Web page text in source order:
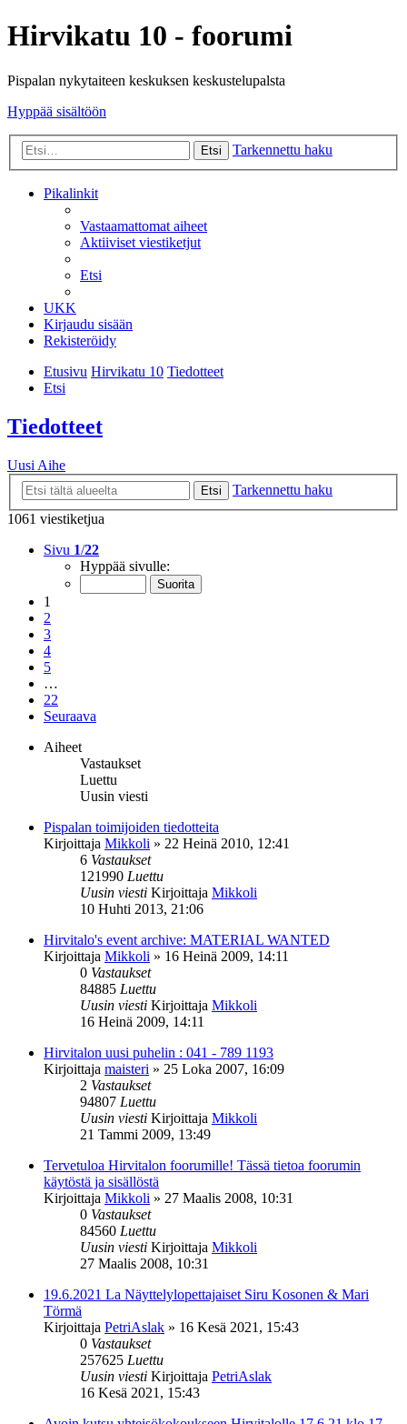
Hirvikatu 10 - foorumi
Pispalan nykytaiteen keskuksen keskustelupalsta
Hyppää sisältöön
Etsi Tarkennettu haku
Pikalinkit
Vastaamattomat aiheet
Aktiiviset viestiketjut
Etsi
UKK
Kirjaudu sisään
Rekisteröidy
Etusivu Hirvikatu 10 Tiedotteet
Etsi
Tiedotteet
Uusi Aihe
Etsi
Tarkennettu haku
1061 viestiketjua
Sivu 1/22
Hyppää sivulle:
1
2
3
4
5
…
22
Seuraava
Aiheet
Vastaukset
Luettu
Uusin viesti
Pispalan toimijoiden tiedotteita
Kirjoittaja Mikkoli » 22 Heinä 2010, 12:41
6 Vastaukset
121990 Luettu
Uusin viesti Kirjoittaja Mikkoli
10 Huhti 2013, 21:06
Hirvitalo's event archive: MATERIAL WANTED
Kirjoittaja Mikkoli » 16 Heinä 2009, 14:11
0 Vastaukset
84885 Luettu
Uusin viesti Kirjoittaja Mikkoli
16 Heinä 2009, 14:11
Hirvitalon uusi puhelin : 041 - 789 1193
Kirjoittaja maisteri » 25 Loka 2007, 16:09
2 Vastaukset
94807 Luettu
Uusin viesti Kirjoittaja Mikkoli
21 Tammi 2009, 13:49
Tervetuloa Hirvitalon foorumille! Tässä tietoa foorumin
käytöstä ja sisällöstä
Kirjoittaja Mikkoli » 27 Maalis 2008, 10:31
0 Vastaukset
84560 Luettu
Uusin viesti Kirjoittaja Mikkoli
27 Maalis 2008, 10:31
19.6.2021 La Näyttelylopettajaiset Siru Kosonen & Mari
Törmä
Kirjoittaja PetriAslak » 16 Kesä 2021, 15:43
0 Vastaukset
257625 Luettu
Uusin viesti Kirjoittaja PetriAslak
16 Kesä 2021, 15:43